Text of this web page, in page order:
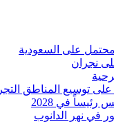
محتمل على السعودية
على توسيع المناطق
في 2028